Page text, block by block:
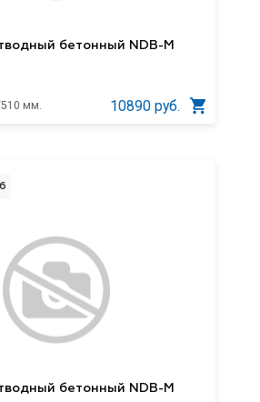
бетонный NDB-M
510 мм. 10890 руб.
бетонный NDB-M